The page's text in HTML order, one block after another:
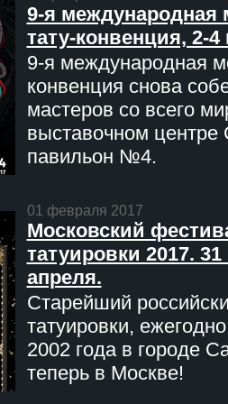
9-я международная
тату-конвенция, 2-
9-я международная
конвенция снова
мастеров со всего
выставочном центре
павильон №4.
01 февраля 2017
Московский
татуировки 2017. 31
апреля.
Старейший
татуировки,
2002 года в городе
теперь в Москве!